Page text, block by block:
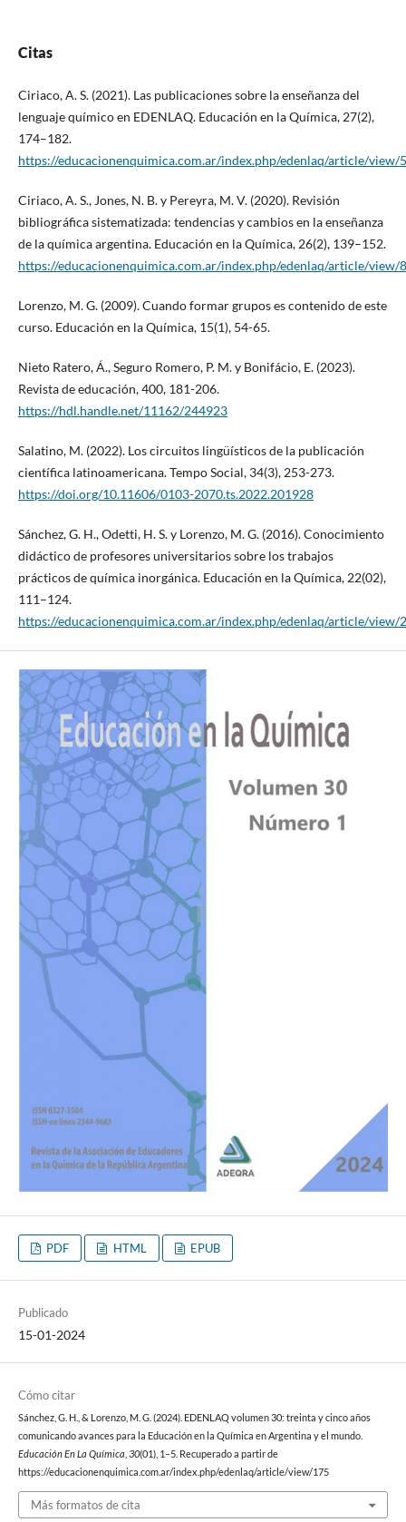
Citas
Ciriaco, A. S. (2021). Las publicaciones sobre la enseñanza del
lenguaje químico en EDENLAQ. Educación en la Química, 27(2),
174–182.
https://educacionenquimica.com.ar/index.php/edenlaq/article/view/
Ciriaco, A. S., Jones, N. B. y Pereyra, M. V. (2020). Revisión
bibliográfica sistematizada: tendencias y cambios en la enseñanza
de la química argentina. Educación en la Química, 26(2), 139–152.
https://educacionenquimica.com.ar/index.php/edenlaq/article/view/
Lorenzo, M. G. (2009). Cuando formar grupos es contenido de este
curso. Educación en la Química, 15(1), 54-65.
Nieto Ratero, Á., Seguro Romero, P. M. y Bonifácio, E. (2023).
Revista de educación, 400, 181-206.
https://hdl.handle.net/11162/244923
Salatino, M. (2022). Los circuitos lingüísticos de la publicación
científica latinoamericana. Tempo Social, 34(3), 253-273.
https://doi.org/10.11606/0103-2070.ts.2022.201928
Sánchez, G. H., Odetti, H. S. y Lorenzo, M. G. (2016). Conocimiento
didáctico de profesores universitarios sobre los trabajos
prácticos de química inorgánica. Educación en la Química, 22(02),
111–124.
https://educacionenquimica.com.ar/index.php/edenlaq/article/view/
PDF HTML EPUB
Publicado
15-01-2024
Cómo citar
Sánchez, G. H., & Lorenzo, M. G. (2024). EDENLAQ volumen 30: treinta y cinco años
comunicando avances para la Educación en la Química en Argentina y el mundo.
Educación En La Química 30(01), 1–5. Recuperado a partir de
https://educacionenquimica.com.ar/index.php/edenlaq/article/view/175
Más formatos de cita